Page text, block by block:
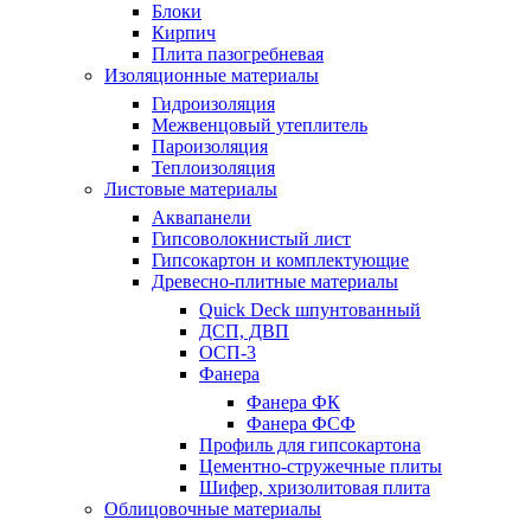
Блоки
Кирпич
Плита пазогребневая
Изоляционные материалы
Гидроизоляция
Межвенцовый утеплитель
Пароизоляция
Теплоизоляция
Листовые материалы
Аквапанели
Гипсоволокнистый лист
Гипсокартон и комплектующие
Древесно-плитные материалы
Quick Deck шпунтованный
ДСП, ДВП
ОСП-3
Фанера
Фанера ФК
Фанера ФСФ
Профиль для гипсокартона
Цементно-стружечные плиты
Шифер, хризолитовая плита
Облицовочные материалы